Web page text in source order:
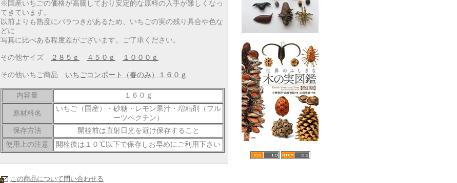
※国産いちごの価格が高騰しており安定的な原料の入手が難しくなっ
てきています。
以前よりも熟度にバラつきがあるため、いちごの実の残り具合や色な
どに
写真に比べある程度差がございます。ご了承ください。
その他サイズ ２８５ｇ ４５０ｇ １０００ｇ
その他いちご商品 いちごコンポート（春のみ）１６０ｇ
内容量 １６０ｇ
原材料名
いちご（国産）・砂糖・レモン果汁・増粘剤（フル
ーツペクチン）
保存方法
開栓前は直射日光を避け保存すること
使用上の注意
開栓後は１０℃以下で保存しお早めにご利用下さい
この商品について問い合わせる